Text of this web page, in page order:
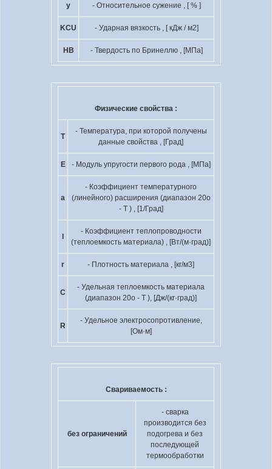
y - Относительное сужение , [ % ]
KCU - Ударная вязкость , [ кДж / м2]
HB - Твердость по Бринеллю , [МПа]
Физические свойства :
T
- Температура, при которой получены
данные свойства , [Град]
E - Модуль упругости первого рода , [МПа]
a
- Коэффициент температурного
(линейного) расширения (диапазон 20o
- T ) , [1/Град]
l
- Коэффициент теплопроводности
(теплоемкость материала) , [Вт/(м·град)]
r - Плотность материала , [кг/м3]
C
- Удельная теплоемкость материала
(диапазон 20o - T ), [Дж/(кг·град)]
R
- Удельное электросопротивление,
[Ом·м]
Свариваемость :
без ограничений
- сварка
производится без
подогрева и без
последующей
термообработки